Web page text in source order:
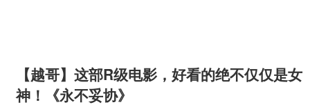
【越哥】这部R级电影，好看的绝不仅仅是女
神！《永不妥协》